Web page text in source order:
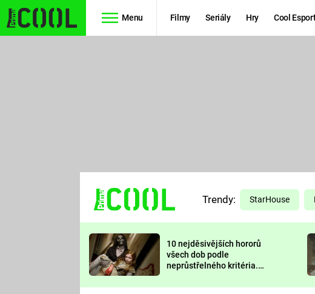
Menu Filmy Seriály Hry Cool
TŘESKU
FUTURAMA
PREDÁTOR
Trendy: StarHouse
10 nejděsivějších hororů
všech dob podle
neprůstřelného kritéria.
nejvíc zvednou tep?